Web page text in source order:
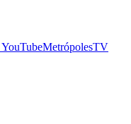
YouTubeMetrópolesTV